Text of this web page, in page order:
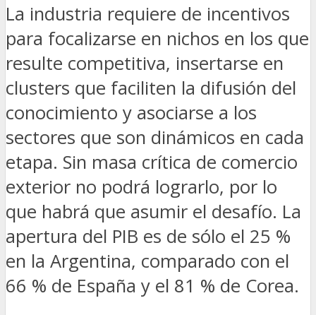
La industria requiere de incentivos
para focalizarse en nichos en los que
resulte competitiva, insertarse en
clusters que faciliten la difusión del
conocimiento y asociarse a los
sectores que son dinámicos en cada
etapa. Sin masa crítica de comercio
exterior no podrá lograrlo, por lo
que habrá que asumir el desafío. La
apertura del PIB es de sólo el 25 %
en la Argentina, comparado con el
66 % de España y el 81 % de Corea.